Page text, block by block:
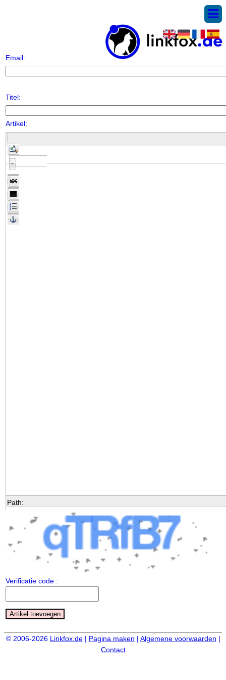
Email:
Titel:
Artikel:
Normale tekst
Path:
Verificatie code :
© 2006-2026 Linkfox.de| Pagina maken | Algemene voorwaarden |
Contact